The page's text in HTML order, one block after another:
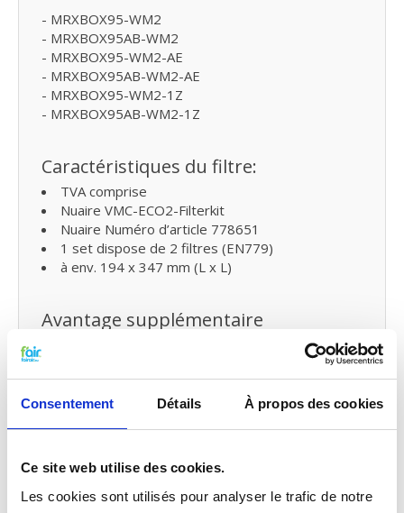
Consentement Détails À propos des cookies
Ce site web utilise des cookies.
Les cookies sont utilisés pour analyser le trafic de notre
- MRXBOX95-WM2
- MRXBOX95AB-WM2
- MRXBOX95-WM2-AE
- MRXBOX95AB-WM2-AE
- MRXBOX95-WM2-1Z
- MRXBOX95AB-WM2-1Z
Caractéristiques du filtre:
TVA comprise
Nuaire VMC-ECO2-Filterkit
Nuaire Numéro d’article 778651
1 set dispose de 2 filtres (EN779)
à env. 194 x 347 mm (L x L)
Avantage supplémentaire
5% de réduction à l’achat de deux ou plusieurs
Livraison gratuite dès € 75,- (Belgique)
Livraison gratuite dès € 125,- (France)
mécanique avec récupération de
chaleur et petit entretien